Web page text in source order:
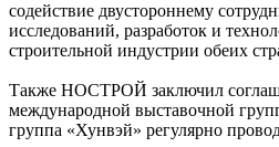
содействие двустороннему
исследований, разработок и
строительной индустрии обеих
Также НОСТРОЙ заключил
международной выставочной
группа «Хунвэй» регулярно